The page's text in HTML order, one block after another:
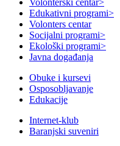
Volonterski centar>
Edukativni programi>
Volonters centar
Socijalni programi>
Ekološki programi>
Javna događanja
Obuke i kursevi
Osposobljavanje
Edukacije
Internet-klub
Baranjski suveniri